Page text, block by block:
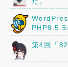
PHP8.5.5
第4回「